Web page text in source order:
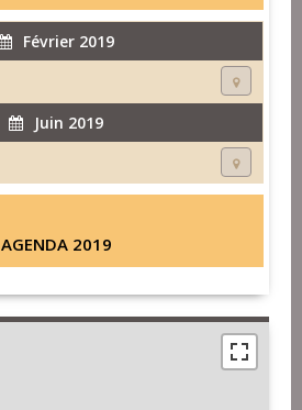
Février 2019
Juin 2019
AGENDA 2019